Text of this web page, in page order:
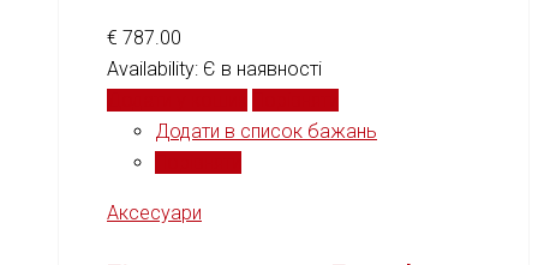
€ 787.00
Availability: Є в наявності
Додати в список бажань
Аксесуари